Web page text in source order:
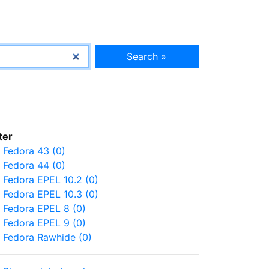
Search »
Fedora 43 (0)
Fedora 44 (0)
Fedora EPEL 10.2 (0)
Fedora EPEL 10.3 (0)
Fedora EPEL 8 (0)
Fedora EPEL 9 (0)
Fedora Rawhide (0)